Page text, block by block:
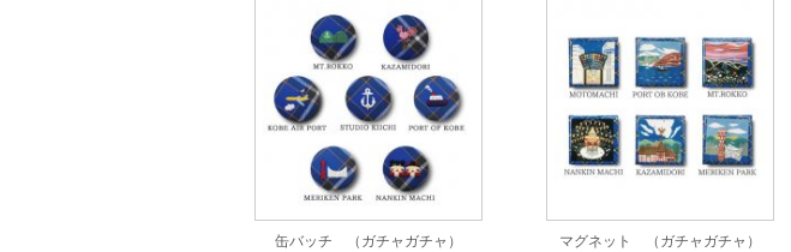
缶バッチ （ガチャガチャ） マグネット （ガチャガチャ）